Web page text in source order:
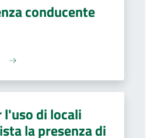
conducente
di locali
la presenza di